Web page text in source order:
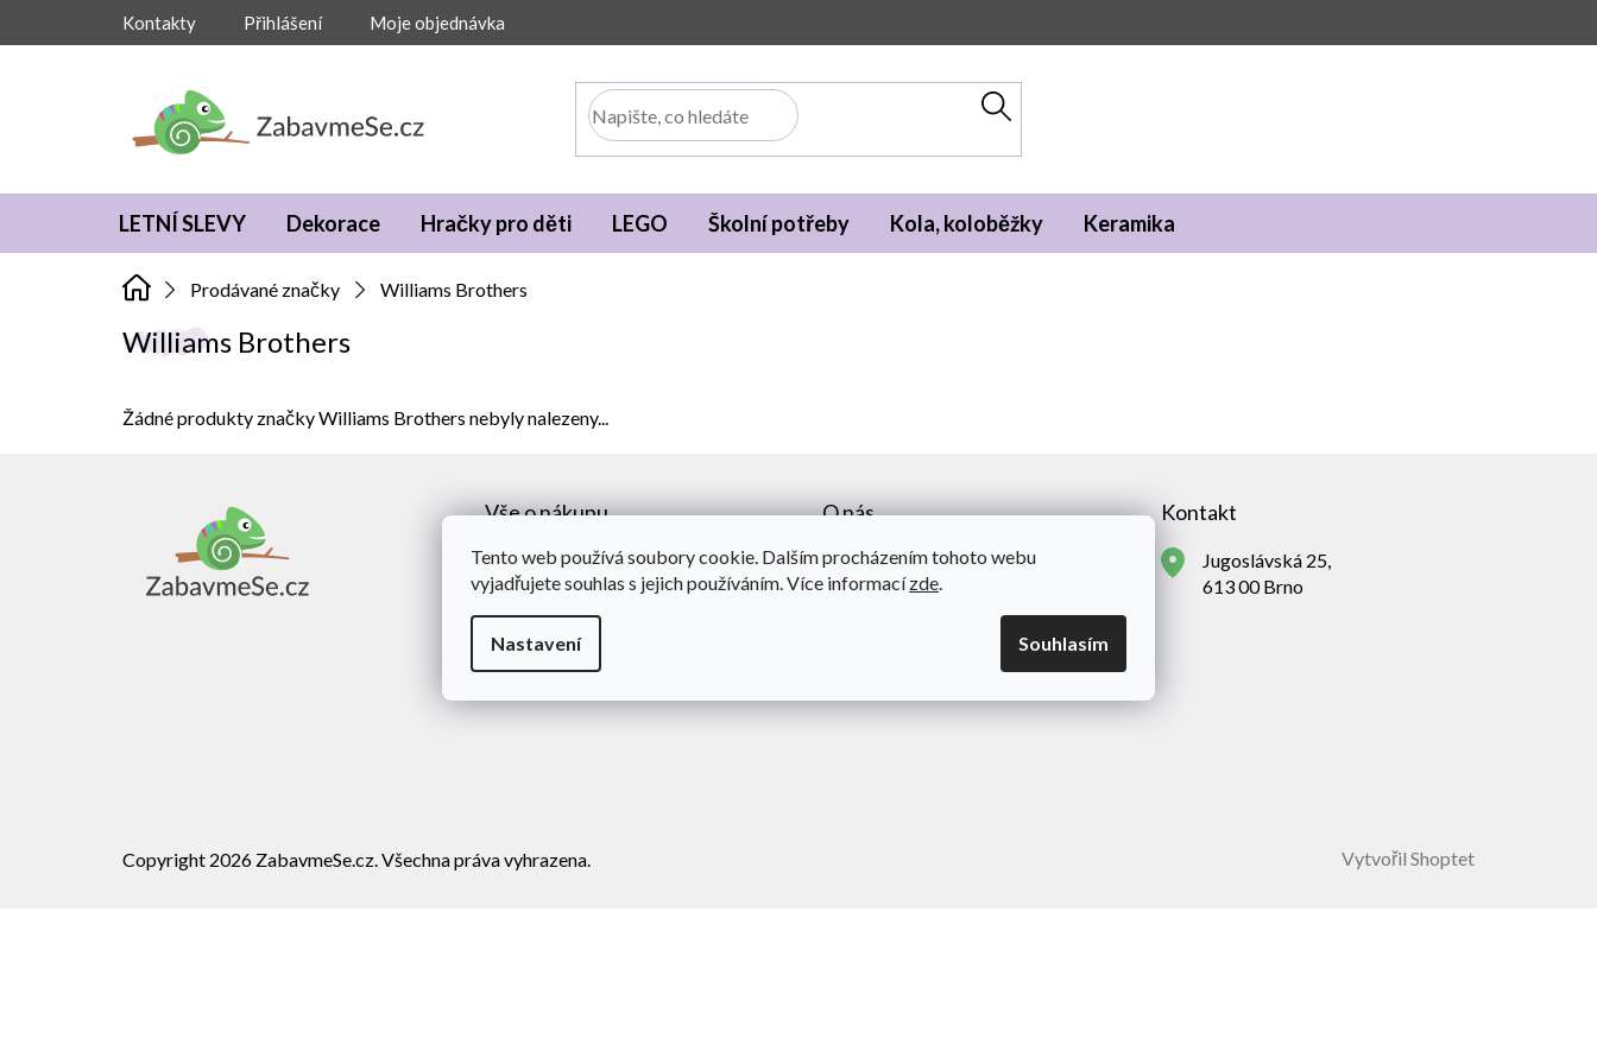
Tento web používá soubory cookie. Dalším procházením tohoto webu
vyjadřujete souhlas s jejich používáním. Více informacízde.
Nastavení Souhlasím
Kontakty Přihlášení Moje objednávka
LETNÍ SLEVY Dekorace Hračky pro děti LEGO Školní potřeby Kola, koloběžky Keramika
Prodávané značky Williams Brothers
Williams Brothers
Žádné produkty značkyWilliams Brothers nebyly nalezeny...
Vše o nákupu
Obchodní podmínky
Doprava a platba
O nás
Novinky
Kontakty
Kontakt
Jugoslávská 25,
613 00 Brno
Vytvořil Shoptet
Copyright 2026 ZabavmeSe.cz. Všechna práva vyhrazena.